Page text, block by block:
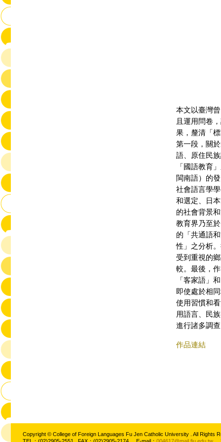
本文以臺灣
且運用問卷
果，釐清「
第一段，關
語、原住民
「國語教育
閩南語）的
社會語言學
和選定、日
的社會背景
教育界乃至
的「共通語
性」之分析
受到重視的
較。最後，
「客家語」
即使處於相
使用習慣和
用語言、民
進行諸多調
作品連結
Copyright © College of Foreign Languages Fu Jen Catholic University . All Rights